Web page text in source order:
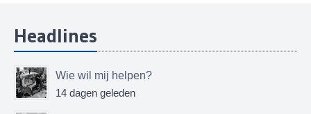
Headlines
Wie wil mij helpen?
14 dagen geleden